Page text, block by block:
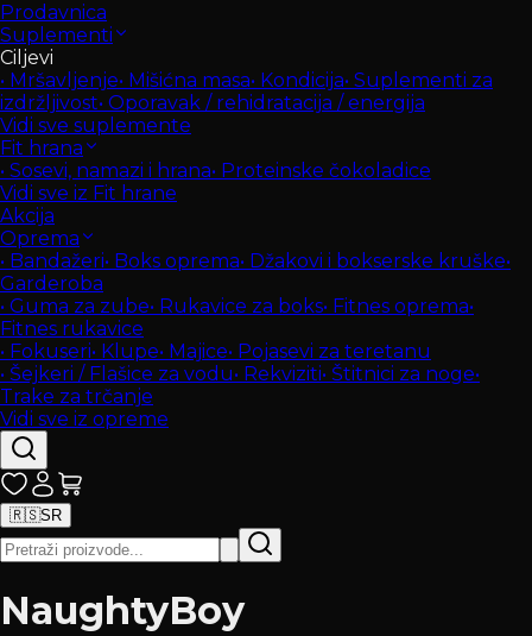
Prodavnica
Suplementi
Ciljevi
• Mršavljenje• Mišićna masa• Kondicija• Suplementi za
izdržljivost• Oporavak / rehidratacija / energija
Vidi sve suplemente
Fit hrana
• Sosevi, namazi i hrana• Proteinske čokoladice
Vidi sve iz Fit hrane
Akcija
Oprema
• Bandažeri• Boks oprema• Džakovi i bokserske kruške•
Garderoba
• Guma za zube• Rukavice za boks• Fitnes oprema•
Fitnes rukavice
• Fokuseri• Klupe• Majice• Pojasevi za teretanu
• Šejkeri / Flašice za vodu• Rekviziti• Štitnici za noge•
Trake za trčanje
Vidi sve iz opreme
🇷🇸SR
NaughtyBoy